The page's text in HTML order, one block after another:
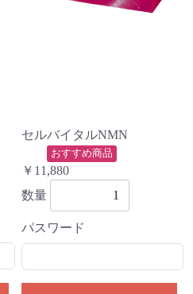
セルバイタルNMN
おすすめ商品
￥11,880
数量
パスワード